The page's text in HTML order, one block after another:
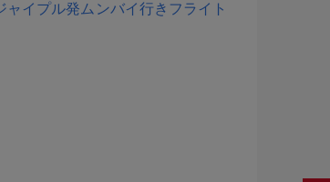
ャイプル発ムンバイ行きフライト